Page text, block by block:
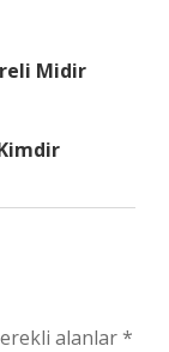
Midir
alanlar*